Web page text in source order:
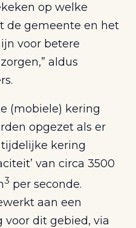
op welke
de gemeente en het
voor betere
aldus
(mobiele) kering
opgezet als er
kering
van circa 3500
3 per seconde.
aan een
voor dit gebied, via